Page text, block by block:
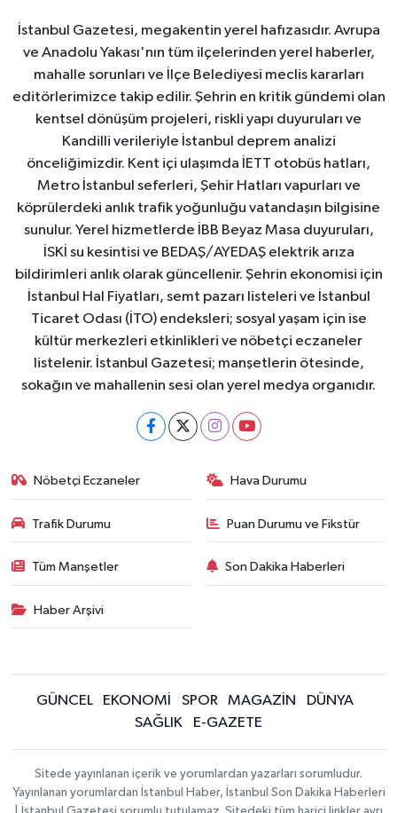
İstanbul Gazetesi, megakentin yerel hafızasıdır. Avrupa
ve Anadolu Yakası'nın tüm ilçelerinden yerel haberler,
mahalle sorunları ve İlçe Belediyesi meclis kararları
editörlerimizce takip edilir. Şehrin en kritik gündemi olan
kentsel dönüşüm projeleri, riskli yapı duyuruları ve
Kandilli verileriyle İstanbul deprem analizi
önceliğimizdir. Kent içi ulaşımda İETT otobüs hatları,
Metro İstanbul seferleri, Şehir Hatları vapurları ve
köprülerdeki anlık trafik yoğunluğu vatandaşın bilgisine
sunulur. Yerel hizmetlerde İBB Beyaz Masa duyuruları,
İSKİ su kesintisi ve BEDAŞ/AYEDAŞ elektrik arıza
bildirimleri anlık olarak güncellenir. Şehrin ekonomisi için
İstanbul Hal Fiyatları, semt pazarı listeleri ve İstanbul
Ticaret Odası (İTO) endeksleri; sosyal yaşam için ise
kültür merkezleri etkinlikleri ve nöbetçi eczaneler
listelenir. İstanbul Gazetesi; manşetlerin ötesinde,
sokağın ve mahallenin sesi olan yerel medya organıdır.
Nöbetçi Eczaneler Hava Durumu
Trafik Durumu Puan Durumu ve Fikstür
Tüm Manşetler Son Dakika Haberleri
Haber Arşivi
GÜNCEL EKONOMİ SPOR MAGAZİN
DÜNYA
SAĞLIK
E-GAZETE
Sitede yayınlanan içerik ve yorumlardan yazarları sorumludur.
Yayınlanan yorumlardan İstanbul Haber, İstanbul Son Dakika Haberleri